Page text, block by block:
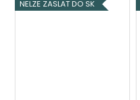
NELZE ZASLAT DO SK